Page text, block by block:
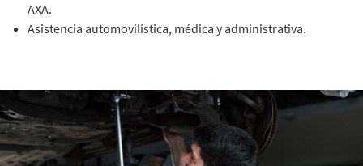
AXA.
Asistencia automovilística, médica y administrativa.